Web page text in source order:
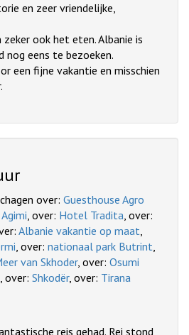
en zeer vriendelijke,
ook het eten. Albanie is
nog eens te bezoeken.
een fijne vakantie en misschien
over: Guesthouse Agro
, over: Hotel Tradita, over:
Albanie vakantie op maat,
, over: nationaal park Butrint,
van Skhoder, over: Osumi
, over: Shkodër, over: Tirana
reis gehad. Rei stond